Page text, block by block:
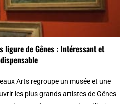
ligure de Gênes : Intéressant et
dispensable
Arts regroupe un musée et une
les plus grands artistes de Gênes